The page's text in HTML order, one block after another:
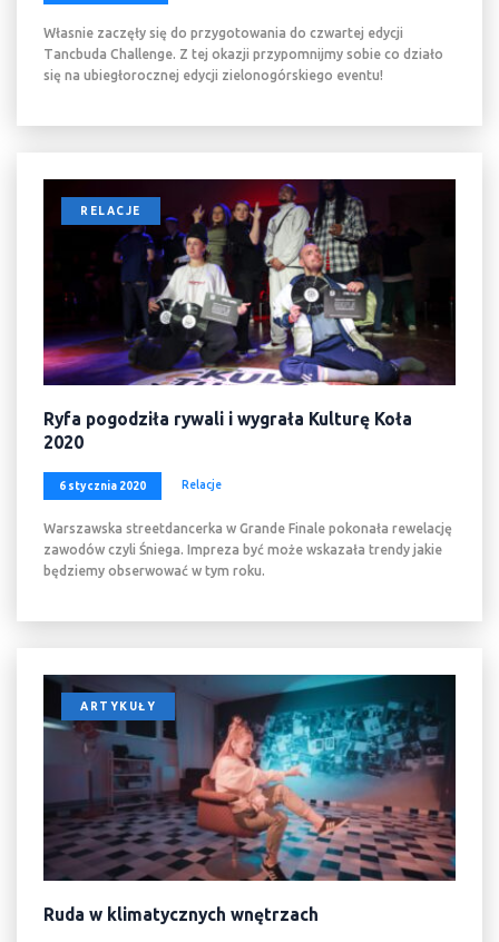
Własnie zaczęły się do przygotowania do czwartej edycji
Tancbuda Challenge. Z tej okazji przypomnijmy sobie co działo
się na ubiegłorocznej edycji zielonogórskiego eventu!
RELACJE
Ryfa pogodziła rywali i wygrała Kulturę Koła
2020
6 stycznia 2020 Relacje
Warszawska streetdancerka w Grande Finale pokonała rewelację
zawodów czyli Śniega. Impreza być może wskazała trendy jakie
będziemy obserwować w tym roku.
ARTYKUŁY
Ruda w klimatycznych wnętrzach